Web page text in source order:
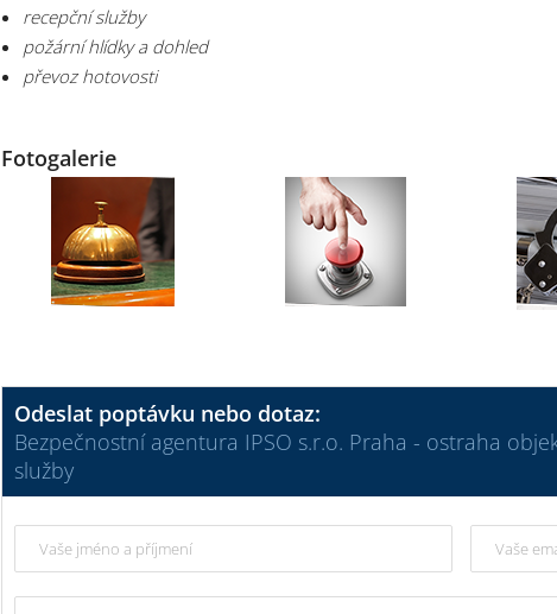
recepční služby
požární hlídky a dohled
převoz hotovosti
Fotogalerie
Odeslat poptávku nebo dotaz:
Bezpečnostní agentura IPSO s.r.o. Praha - ostraha
služby